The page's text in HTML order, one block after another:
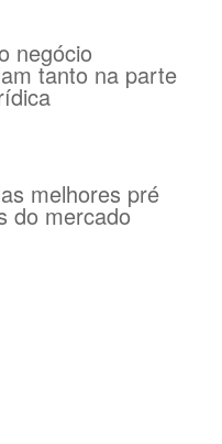
negócio
tanto na parte
melhores pré
do mercado